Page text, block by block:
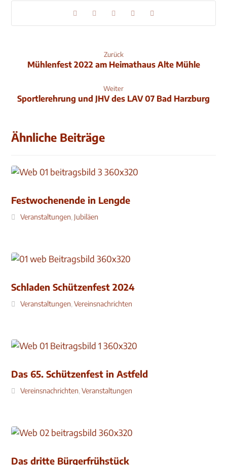
Zurück
Mühlenfest 2022 am Heimathaus Alte Mühle
Weiter
Sportlerehrung und JHV des LAV 07 Bad Harzburg
Ähnliche Beiträge
Festwochenende in Lengde
Veranstaltungen, Jubiläen
Schladen Schützenfest 2024
Veranstaltungen,Vereinsnachrichten
Das 65. Schützenfest in Astfeld
Vereinsnachrichten,Veranstaltungen
Das dritte Bürgerfrühstück